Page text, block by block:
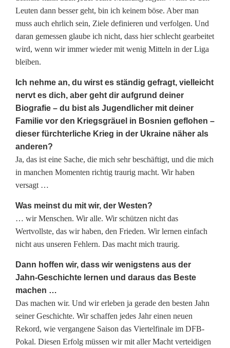
Leuten dann besser geht, bin ich keinem böse. Aber man
muss auch ehrlich sein, Ziele definieren und verfolgen. Und
daran gemessen glaube ich nicht, dass hier schlecht gearbeitet
wird, wenn wir immer wieder mit wenig Mitteln in der Liga
bleiben.
Ich nehme an, du wirst es ständig gefragt, vielleicht
nervt es dich, aber geht dir aufgrund deiner
Biografie – du bist als Jugendlicher mit deiner
Familie vor den Kriegsgräuel in Bosnien geflohen –
dieser fürchterliche Krieg in der Ukraine näher als
anderen?
Ja, das ist eine Sache, die mich sehr beschäftigt, und die mich
in manchen Momenten richtig traurig macht. Wir haben
versagt …
Was meinst du mit wir, der Westen?
… wir Menschen. Wir alle. Wir schützen nicht das
Wertvollste, das wir haben, den Frieden. Wir lernen einfach
nicht aus unseren Fehlern. Das macht mich traurig.
Dann hoffen wir, dass wir wenigstens aus der
Jahn-Geschichte lernen und daraus das Beste
machen …
Das machen wir. Und wir erleben ja gerade den besten Jahn
seiner Geschichte. Wir schaffen jedes Jahr einen neuen
Rekord, wie vergangene Saison das Viertelfinale im DFB-
Pokal. Diesen Erfolg müssen wir mit aller Macht verteidigen